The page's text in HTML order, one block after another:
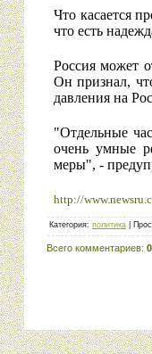
Что касается
что есть
Россия может
Он признал,
давления на
"Отдельные
очень умные
меры", -
http://
Категория: политика
Всего комментариев: 0